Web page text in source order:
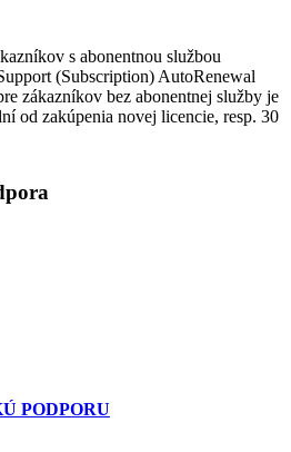
s abonentnou službou
(Subscription) AutoRenewal
zákazníkov bez abonentnej služby je
od zakúpenia novej licencie, resp. 30
PODPORU